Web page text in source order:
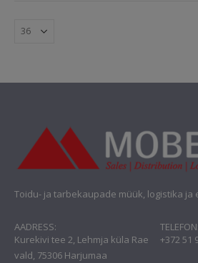
Toidu- ja tarbekaupade müük, logistika ja
AADRESS:
Kurekivi tee 2, Lehmja küla Rae
vald, 75306 Harjumaa
TELEFON:
+372 51